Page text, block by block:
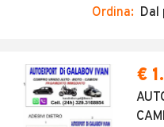
Noleggio a lungo
Moto
Camper
Ordina: Dal
€